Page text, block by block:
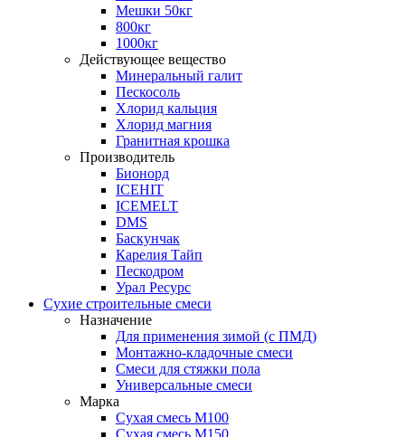
Мешки 50кг
800кг
1000кг
Действующее вещество
Минеральный галит
Пескосоль
Хлорид кальция
Хлорид магния
Гранитная крошка
Производитель
Бионорд
ICEHIT
ICEMELT
DMS
Баскунчак
Карелия Тайп
Пескодром
Урал Ресурс
Сухие строительные смеси
Назначение
Для применения зимой (с ПМД)
Монтажно-кладочные смеси
Смеси для стяжки пола
Универсальные смеси
Марка
Сухая смесь М100
Сухая смесь М150